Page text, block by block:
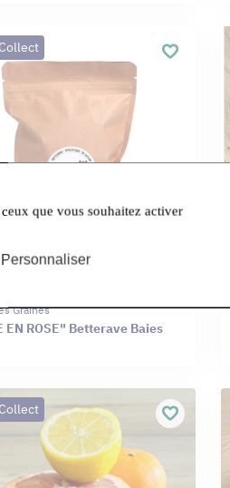
Graines
EN ROSE" Betterave Baies
que vous souhaitez activer
Personnaliser